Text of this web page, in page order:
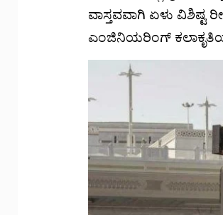
ವಾಸ್ತವವಾಗಿ ಏಳು ವಿಶಿಷ್ಟ
ಎಂಜಿನಿಯರಿಂಗ್